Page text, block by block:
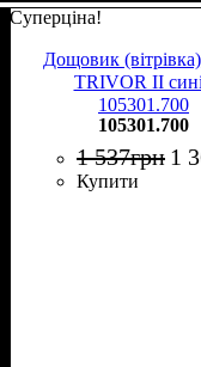
Суперціна!
Дощовик
TRIVOR II
105301.700
105301.700
1 537грн 1
Купити